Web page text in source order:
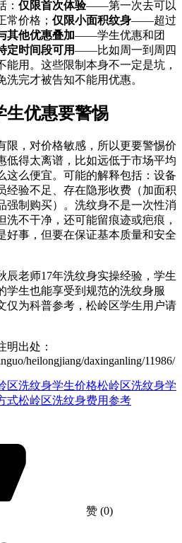
： 仅限首次体验——第一次去可以
常价格； 仅限小面积纹身——超过
其他优惠叠加——学生优惠和团
定时间段可用——比如周一到周四
能用。这些限制本身不一定是坑，
完才被告知不能用优惠。
生优惠要警惕
限，对价格敏感，所以更要警惕价
低得太离谱，比如远低于市场平均
这么便宜。可能的解释包括：设备
经验不足、存在隐形收费（加面积
强制购买）。洗纹身不是一次性消
洗不干净，还可能留痕迹或疤痕，
好事，但要在保证基本质量和安全
辰老师17年洗纹身实操经验，学生
学生也能享受到规范的洗纹身服
仅为科普参考，松岭区学生用户请
明出处：
heilongjiang/daxinganling/11986/
区洗纹身学生价格松岭区洗纹身学
式松岭区洗纹身费用参考
赞 (0)